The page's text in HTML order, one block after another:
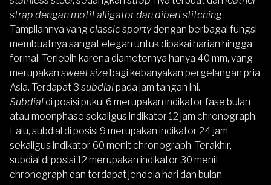
strap dengan motif alligator dan diberi stitching.
Tampilannya yang classic sportydengan berbagai fungsi
membuatnya sangat elegan untuk dipakai harian hingga
formal. Terlebih karena diameternya hanya 40 mm, yang
merupakan sweet sizebagi kebanyakan pergelangan pria
Asia. Terdapat 3 subdialpada jam tangan ini.
Subdialdi posisi pukul 6 merupakan indikator fase bulan
atau moonphase sekaligus indikator 12 jam chronograph.
Lalu, subdial di posisi 9 merupakan indikator 24 jam
sekaligus indikator 60 menit chronograph. Terakhir,
subdial di posisi 12 merupakan indikator 30 menit
chronograph dan terdapat jendela hari dan bulan.